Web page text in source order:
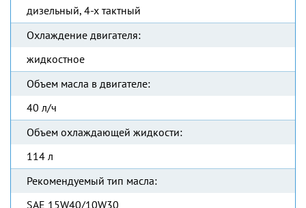
дизельный, 4-х тактный
Охлаждение двигателя:
жидкостное
Объем масла в двигателе:
40 л/ч
Объем охлаждающей жидкости:
114 л
Рекомендуемый тип масла:
SAE 15W40/10W30